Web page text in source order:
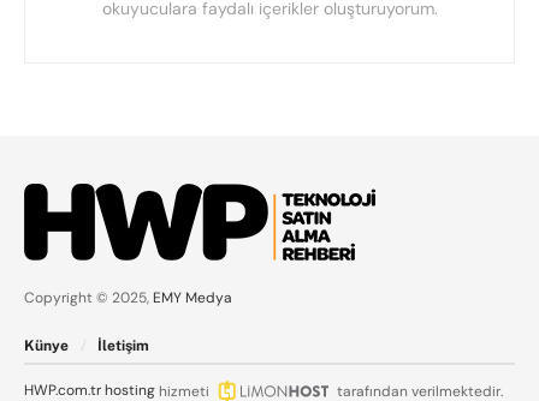
okuyuculara faydalı içerikler oluşturuyorum.
Copyright © 2025, EMY Medya
Künye İletişim
HWP.com.trhosting hizmeti tarafından verilmektedir.